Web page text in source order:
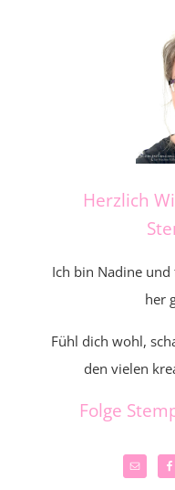
Herzlich
Ich bin Nadine
her
Fühl dich wohl,
den vielen
Folge